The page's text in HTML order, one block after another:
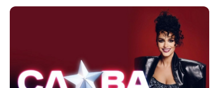
Спецпроекты
Пикник в Подмосковье